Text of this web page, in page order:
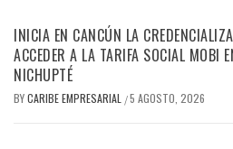
INICIA EN CANCÚN LA
ACCEDER A LA TARIFA SOCIAL MOBI
NICHUPTÉ
BYCARIBE EMPRESARIAL /5 AGOSTO, 2026